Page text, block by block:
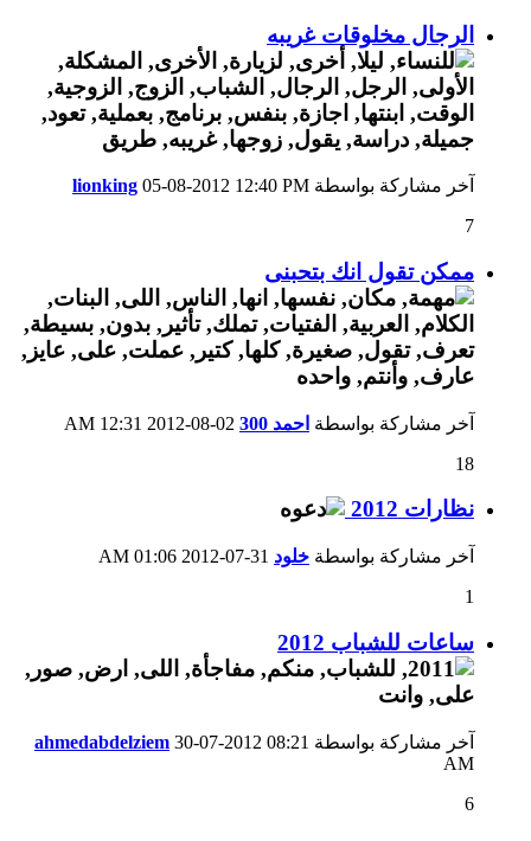
الرجال مخلوقات غريبه
آخر مشاركة بواسطة lionking 05-08-2012 12:40 PM
7
ممكن تقول انك بتحبنى
آخر مشاركة بواسطة احمد 300
12:31 AM
18
نظارات 2012
آخر مشاركة بواسطة خلود
01:06 AM
1
ساعات للشباب 2012
آخر مشاركة بواسطة ahmedabdelziem 30-07-2012 08:21
AM
6